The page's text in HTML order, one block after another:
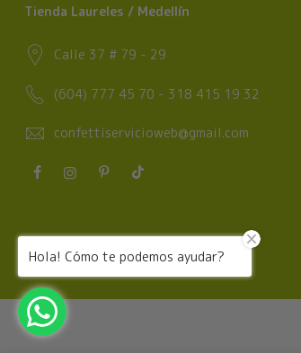
Tienda Laureles / Medellín
Calle 37 # 79 - 29
(604) 777 45 70 - 318 415 19 32
confettiservicioweb@gmail.com
Hola! Cómo te podemos ayudar?